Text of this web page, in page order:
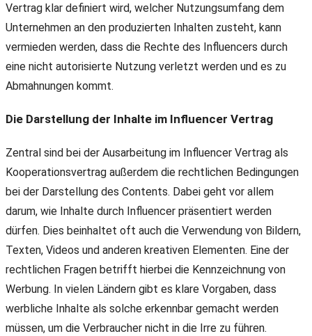
Vertrag klar definiert wird, welcher Nutzungsumfang dem
Unternehmen an den produzierten Inhalten zusteht, kann
vermieden werden, dass die Rechte des Influencers durch
eine nicht autorisierte Nutzung verletzt werden und es zu
Abmahnungen kommt.
Die Darstellung der Inhalte im Influencer Vertrag
Zentral sind bei der Ausarbeitung im Influencer Vertrag als
Kooperationsvertrag außerdem die rechtlichen Bedingungen
bei der Darstellung des Contents. Dabei geht vor allem
darum, wie Inhalte durch Influencer präsentiert werden
dürfen. Dies beinhaltet oft auch die Verwendung von Bildern,
Texten, Videos und anderen kreativen Elementen. Eine der
rechtlichen Fragen betrifft hierbei die Kennzeichnung von
Werbung. In vielen Ländern gibt es klare Vorgaben, dass
werbliche Inhalte als solche erkennbar gemacht werden
müssen, um die Verbraucher nicht in die Irre zu führen.